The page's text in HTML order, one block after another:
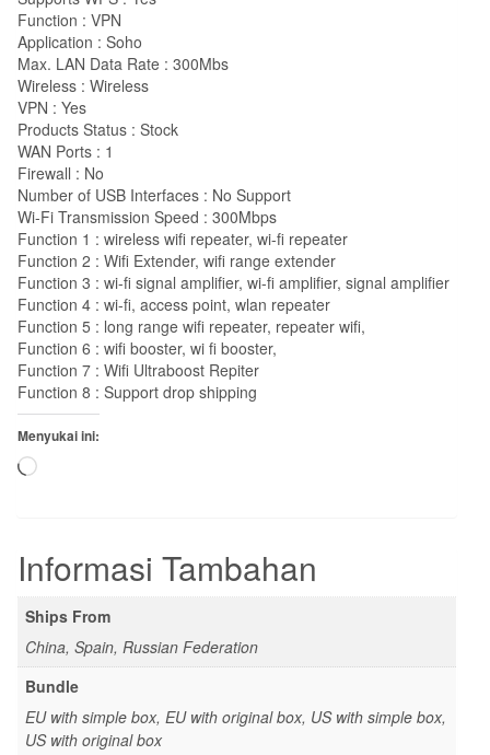
Function : VPN
Application : Soho
Max. LAN Data Rate : 300Mbs
Wireless : Wireless
VPN : Yes
Products Status : Stock
WAN Ports : 1
Firewall : No
Number of USB Interfaces : No Support
Wi-Fi Transmission Speed : 300Mbps
Function 1 : wireless wifi repeater, wi-fi repeater
Function 2 : Wifi Extender, wifi range extender
Function 3 : wi-fi signal amplifier, wi-fi amplifier, signal amplifier
Function 4 : wi-fi, access point, wlan repeater
Function 5 : long range wifi repeater, repeater wifi,
Function 6 : wifi booster, wi fi booster,
Function 7 : Wifi Ultraboost Repiter
Function 8 : Support drop shipping
Menyukai ini:
Memuat...
Informasi Tambahan
Ships From
China, Spain, Russian Federation
Bundle
EU with simple box, EU with original box, US with simple box,
US with original box